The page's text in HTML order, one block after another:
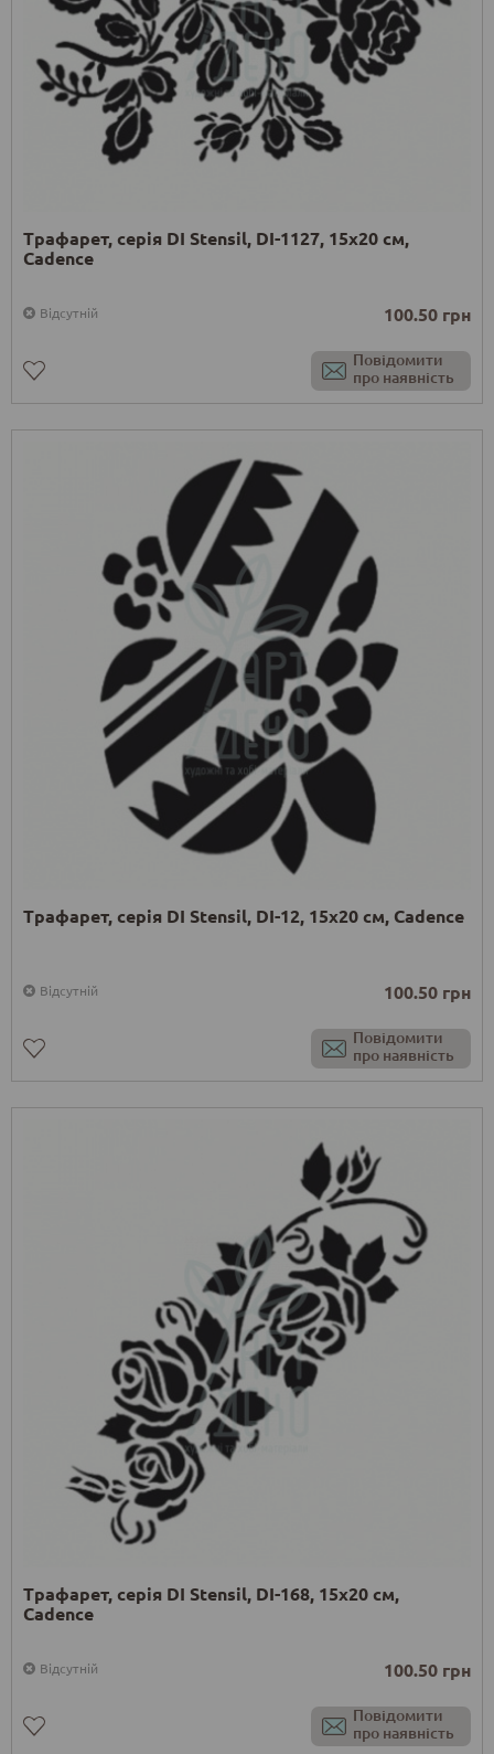
Трафарет, серія DI Stensil, DI-1127, 15х20 см,
Cadence
Відсутній 100.50 грн
Повідомити
про наявність
Трафарет, серія DI Stensil, DI-12, 15х20 см, Cadence
Відсутній 100.50 грн
Повідомити
про наявність
Трафарет, серія DI Stensil, DI-168, 15х20 см,
Cadence
Відсутній 100.50 грн
Повідомити
про наявність